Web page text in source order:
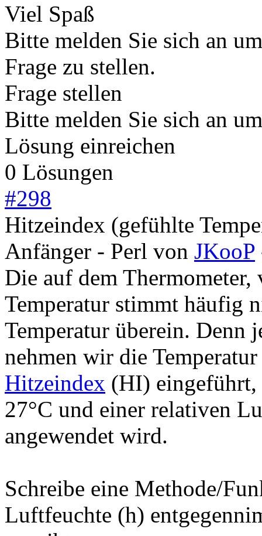
Viel Spaß
Bitte melden Sie sich an
Frage zu stellen.
Frage stellen
Bitte melden Sie sich an
Lösung einreichen
0 Lösungen
#298
Hitzeindex (gefühlte
Anfänger - Perl von JKooP
Die auf dem
Temperatur stimmt häufig
Temperatur überein. Denn
nehmen wir die
Hitzeindex (HI) eingeführt,
27°C und einer relativen
angewendet wird.
Schreibe eine Methode/
Luftfeuchte (h)